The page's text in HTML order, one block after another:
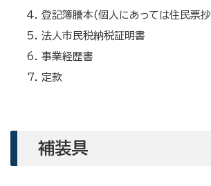
登記簿謄本(個人にあっては住民票
法人市民税納税証明書
事業経歴書
定款
補装具